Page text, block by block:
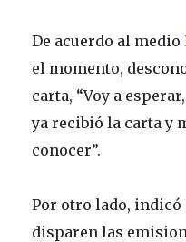
De acuerdo al medio
el momento,
carta, “Voy a
ya recibió la carta y
conocer”.
Por otro lado, indicó
disparen las